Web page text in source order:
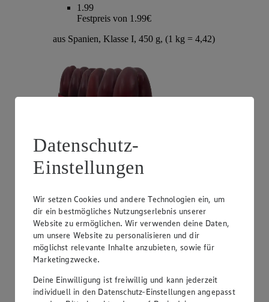
1.99
Festpreis von 1.99€
aus Spanien, Klasse I, 450 g, (1 kg = 4,42)
1.49
Festpreis von 1.49€
aus Süddeutschland, Klasse I, 1 kg
Datenschutz-
Einstellungen
Wir setzen Cookies und andere Technologien ein, um
dir ein bestmögliches Nutzungserlebnis unserer
Website zu ermöglichen. Wir verwenden deine Daten,
um unsere Website zu personalisieren und dir
möglichst relevante Inhalte anzubieten, sowie für
Marketingzwecke.
Deine Einwilligung ist freiwillig und kann jederzeit
individuell in den Datenschutz-Einstellungen angepasst